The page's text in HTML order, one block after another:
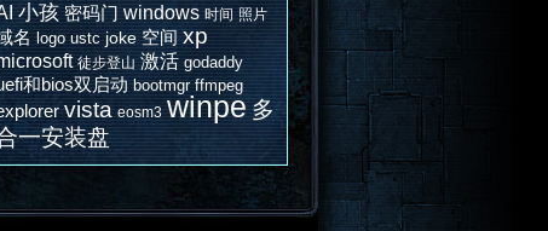
小孩 密码门 windows 时间 照片
名 logo ustc joke 空间 xp
徒步登山 激活 godaddy
和bios双启动 bootmgr ffmpeg
vista eosm3 winpe 多
一安装盘